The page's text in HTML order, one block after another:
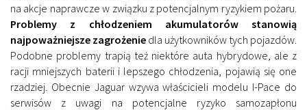
na akcje naprawcze w związku z potencjalnym ryzykiem pożaru.
Problemy z chłodzeniem akumulatorów stanowią
najpoważniejsze zagrożenie dla użytkowników tych pojazdów.
Podobne problemy trapią też niektóre auta hybrydowe, ale z
racji mniejszych baterii i lepszego chłodzenia, pojawią się one
rzadziej. Obecnie Jaguar wzywa właścicieli modelu I-Pace do
serwisów z uwagi na potencjalne ryzyko samozapłonu